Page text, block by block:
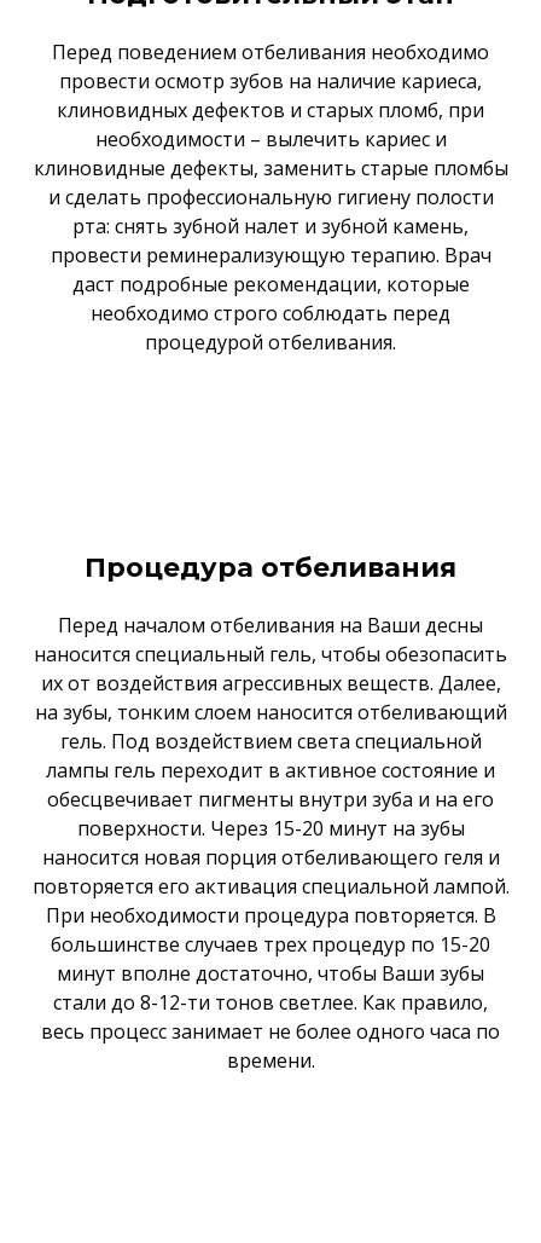
Перед поведением отбеливания необходимо
провести осмотр зубов на наличие кариеса,
клиновидных дефектов и старых пломб, при
необходимости – вылечить кариес и
клиновидные дефекты, заменить старые пломбы
и сделать профессиональную гигиену полости
рта: снять зубной налет и зубной камень,
провести реминерализующую терапию. Врач
даст подробные рекомендации, которые
необходимо строго соблюдать перед
процедурой отбеливания.
Процедура отбеливания
Перед началом отбеливания на Ваши десны
наносится специальный гель, чтобы обезопасить
их от воздействия агрессивных веществ. Далее,
на зубы, тонким слоем наносится отбеливающий
гель. Под воздействием света специальной
лампы гель переходит в активное состояние и
обесцвечивает пигменты внутри зуба и на его
поверхности. Через 15-20 минут на зубы
наносится новая порция отбеливающего геля и
повторяется его активация специальной лампой.
При необходимости процедура повторяется. В
большинстве случаев трех процедур по 15-20
минут вполне достаточно, чтобы Ваши зубы
стали до 8-12-ти тонов светлее. Как правило,
весь процесс занимает не более одного часа по
времени.